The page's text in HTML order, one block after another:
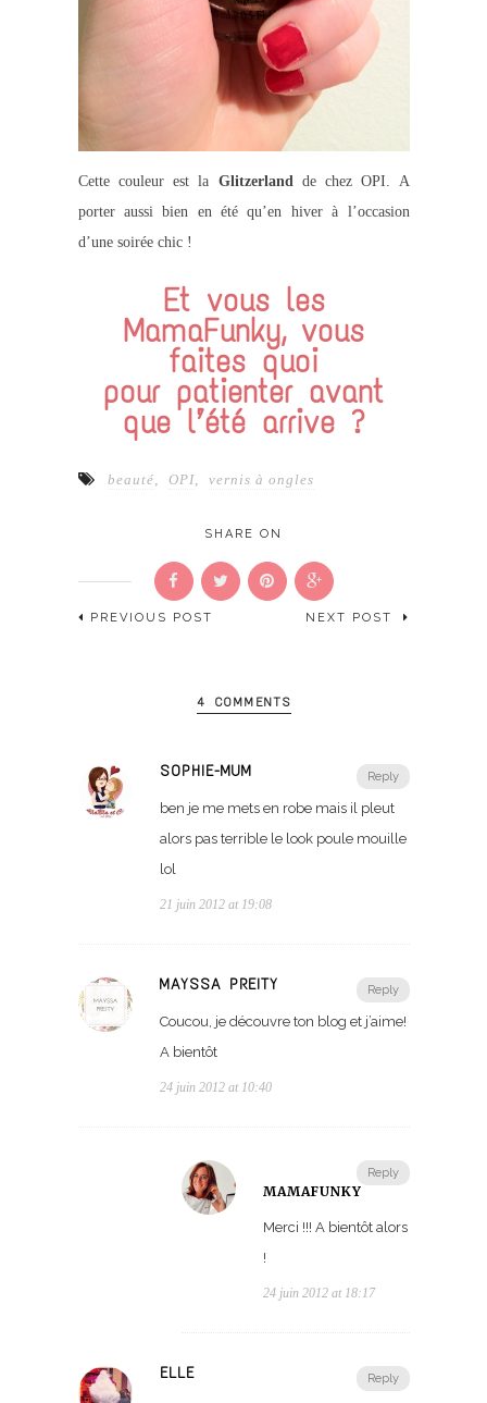
Cette couleur est la Glitzerland de chez OPI. A
porter aussi bien en été qu’en hiver à l’occasion
d’une soirée chic !
Et vous les
MamaFunky, vous
faites quoi
pour patienter avant
que l’été arrive ?
beauté OPI, vernis à ongles
SHARE ON
PREVIOUS POST NEXT POST
4 COMMENTS
Reply
SOPHIE-MUM
ben je me mets en robe mais il pleut
alors pas terrible le look poule mouille
lol
21 juin 2012 at 19:08
Reply
MAYSSA PREITY
Coucou, je découvre ton blog et j’aime!
A bientôt
24 juin 2012 at 10:40
Reply
MAMAFUNKY
Merci !!! A bientôt alors
!
24 juin 2012 at 18:17
Reply
ELLE